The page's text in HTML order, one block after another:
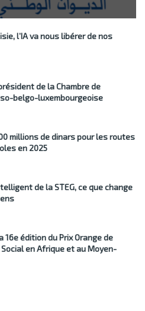
l’IA va nous libérer de nos
de la Chambre de
belgo-luxembourgeoise
millions de dinars pour les routes
en 2025
de la STEG, ce que change
16e édition du Prix Orange de
en Afrique et au Moyen-